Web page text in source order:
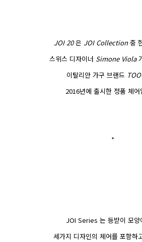
JOI 20은 JOI Collection중
스위스 디자이너 Simone Viola
이탈리안 가구 브랜드
2016년에 출시한 정품 체어
*
JOI Series 는 등받이 모양
세가지 디자인의 체어를 포함하